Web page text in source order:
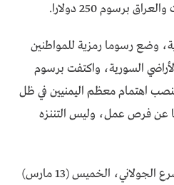
برسوم 250 دولارا.
وضع رسوما رمزية للمواطنين
الأراضي السورية، واكتفت برسوم
وقت ينصب اهتمام معظم اليمنيين في ظل
عن فرص عمل، وليس التننزه
ووقع الرئيس السوري أحمد الشرع الجولاني، الخميس (13 مارس)